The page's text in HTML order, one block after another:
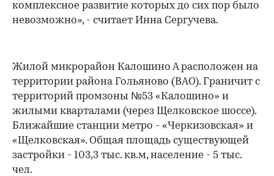
комплексное развитие которых до сих пор было
невозможно», - считает Инна Сергучева.
Жилой микрорайон Калошино А расположен на
территории района Гольяново (ВАО). Граничит с
территорий промзоны №53 «Калошино» и
жилыми кварталами (через Щелковское шоссе).
Ближайшие станции метро - «Черкизовская» и
«Щелковская». Общая площадь существующей
застройки - 103,3 тыс. кв.м, население - 5 тыс.
чел.